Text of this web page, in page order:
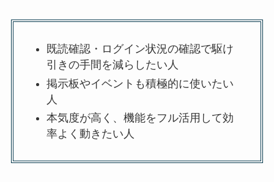
既読確認・ログイン状況の確認で駆け
引きの手間を減らしたい人
掲示板やイベントも積極的に使いたい
人
本気度が高く、機能をフル活用して効
率よく動きたい人